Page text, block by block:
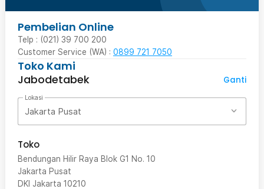
Pembelian Online
Telp : (021) 39 700 200
Customer Service (WA) : 0899 721 7050
Toko Kami
Jabodetabek
Ganti
Lokasi
Jakarta Pusat
Toko
Bendungan Hilir Raya Blok G1 No. 10
Jakarta Pusat
DKI Jakarta 10210